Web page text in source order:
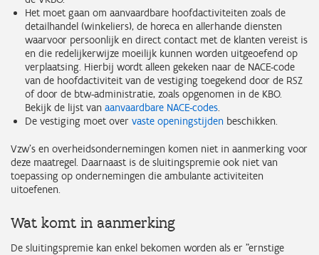
Het moet gaan om aanvaardbare hoofdactiviteiten zoals de
detailhandel (winkeliers), de horeca en allerhande diensten
waarvoor persoonlijk en direct contact met de klanten vereist is
en die redelijkerwijze moeilijk kunnen worden uitgeoefend op
verplaatsing. Hierbij wordt alleen gekeken naar de NACE-code
van de hoofdactiviteit van de vestiging toegekend door de RSZ
of door de btw-administratie, zoals opgenomen in de KBO.
Bekijk de lijst van aanvaardbare NACE-codes.
De vestiging moet over vaste openingstijden beschikken.
Vzw’s en overheidsondernemingen komen niet in aanmerking voor
deze maatregel. Daarnaast is de sluitingspremie ook niet van
toepassing op ondernemingen die ambulante activiteiten
uitoefenen.
Wat komt in aanmerking
De sluitingspremie kan enkel bekomen worden als er "ernstige